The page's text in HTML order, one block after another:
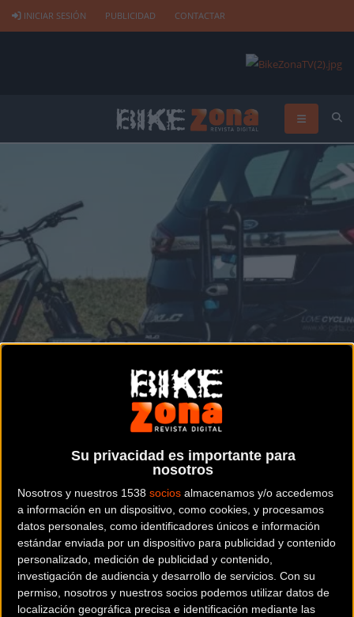
Su privacidad es importante para
nosotros
Nosotros y nuestros 1538 socios almacenamos y/o accedemos
a información en un dispositivo, como cookies, y procesamos
datos personales, como identificadores únicos e información
estándar enviada por un dispositivo para publicidad y contenido
personalizado, medición de publicidad y contenido,
investigación de audiencia y desarrollo de servicios. Con su
permiso, nosotros y nuestros socios podemos utilizar datos de
localización geográfica precisa e identificación mediante las
INICIAR SESIÓN PUBLICIDAD CONTACTAR
Transporta cómodamente hasta dos ebikes
Portabicicletas para bola XLC Azura Easy
LED: Es pequeño y ligero pero puede con
todo
Noticia de ciclismo publicada eljueves, 21 de abril de
2022a las08:23h en la sección de Material